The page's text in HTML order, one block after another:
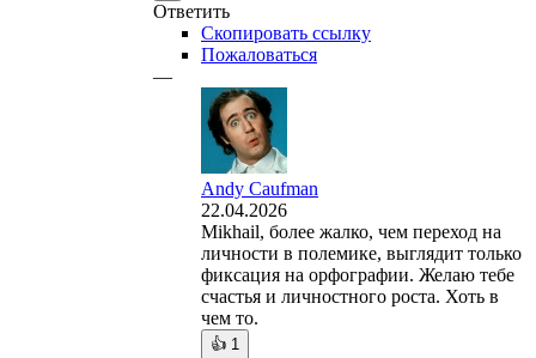
Ответить
Скопировать ссылку
Пожаловаться
—
Andy Caufman
22.04.2026
Mikhail, более жалко, чем переход на
личности в полемике, выглядит только
фиксация на орфографии. Желаю тебе
счастья и личностного роста. Хоть в
чем то.
👍 1